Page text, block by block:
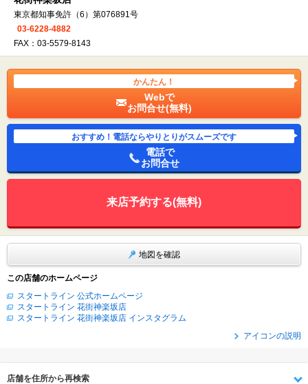
東京都知事免許（6）第076891号
03-6228-4882
FAX：03-5579-8143
かんたん！
Webで
お問合せ(無料)
おすすめ！電話ならやりとりがスムーズです
電話で
お問合せ
来店予約する(無料)
地図を確認
この店舗のホームページ
スタートライン 公式ホームページ
スタートライン 花街神楽坂店
スタートライン 花街神楽坂店 インスタグラム
アイコンの説明
店舗を住所から再検索